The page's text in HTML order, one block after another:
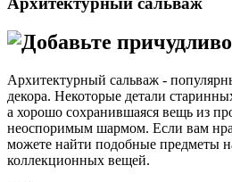
Архитектурный сальваж -
декора. Некоторые детали
а хорошо сохранившаяся вещь из
неоспоримым шармом. Если вам
можете найти подобные предметы
коллекционных вещей.